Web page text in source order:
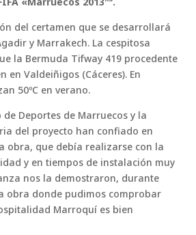
del certamen que se desarrollará
y Marrakech. La cespitosa
la Bermuda Tifway 419 procedente
en Valdeiñigos (Cáceres). En
50ºC en verano.
de Deportes de Marruecos y la
del proyecto han confiado en
obra, que debía realizarse con la
y en tiempos de instalación muy
nos la demostraron, durante
obra donde pudimos comprobar
Marroquí es bien